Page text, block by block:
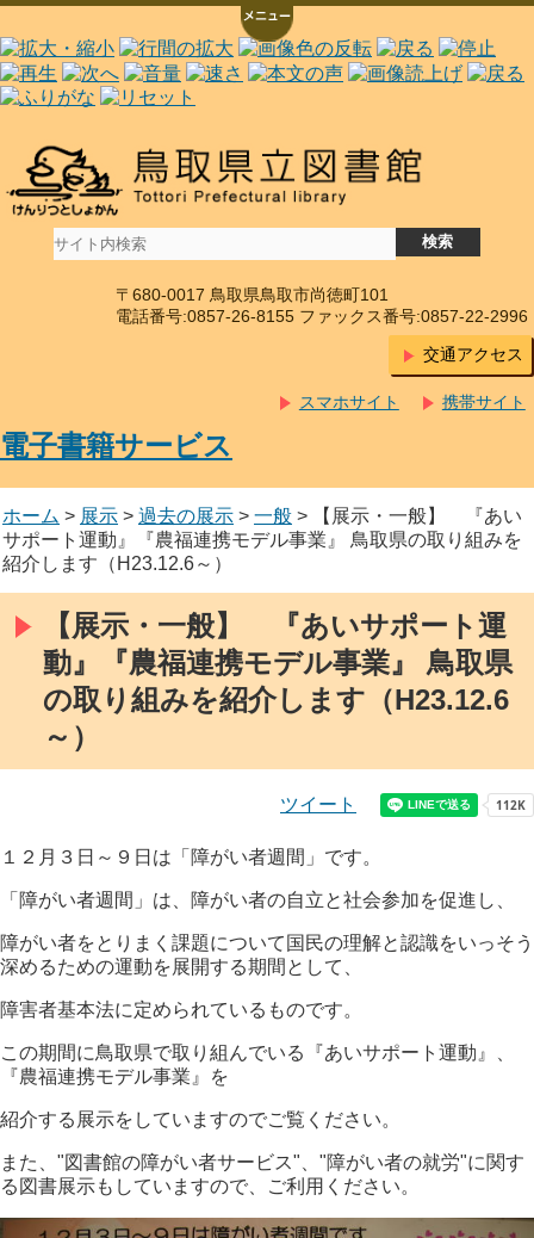
〒680-0017 鳥取県鳥取市尚徳町101
電話番号:0857-26-8155 ファックス番号:0857-22-2996
交通アクセス
携帯サイト
スマホサイト
電子書籍サービス
ホーム > 展示 > 過去の展示 > 一般 > 【展示・一般】 『あい
サポート運動』『農福連携モデル事業』 鳥取県の取り組みを
紹介します（H23.12.6～）
【展示・一般】 『あいサポート運
動』『農福連携モデル事業』 鳥取県
の取り組みを紹介します（H23.12.6
～）
ツイート
１２月３日～９日は「障がい者週間」です。
「障がい者週間」は、障がい者の自立と社会参加を促進し、
障がい者をとりまく 課題について国民の理解と認識をいっそう
深めるための運動を展開する期間として、
障害者基本法に定められているものです。
この期間に鳥取県で取り組んでいる『あいサポート運動』、
『農福連携モデル事業』を
紹介する展示をしていますのでご覧ください。
また、"図書館の障がい者サービス"、"障がい者の就労"に関す
る図書展示もしていますので、ご利用ください。